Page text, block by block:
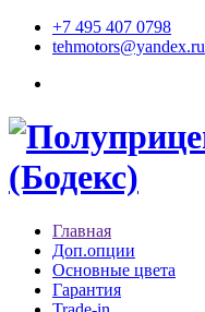
+7 495 407 0798
tehmotors@yandex.ru
Главная
Доп.опции
Основные цвета
Гарантия